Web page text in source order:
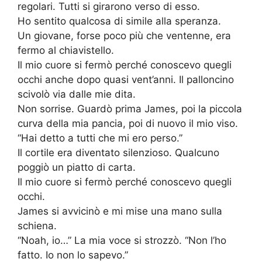
regolari. Tutti si girarono verso di esso.
Ho sentito qualcosa di simile alla speranza.
Un giovane, forse poco più che ventenne, era
fermo al chiavistello.
Il mio cuore si fermò perché conoscevo quegli
occhi anche dopo quasi vent’anni. Il palloncino
scivolò via dalle mie dita.
Non sorrise. Guardò prima James, poi la piccola
curva della mia pancia, poi di nuovo il mio viso.
“Hai detto a tutti che mi ero perso.”
Il cortile era diventato silenzioso. Qualcuno
poggiò un piatto di carta.
Il mio cuore si fermò perché conoscevo quegli
occhi.
James si avvicinò e mi mise una mano sulla
schiena.
“Noah, io…” La mia voce si strozzò. “Non l’ho
fatto. Io non lo sapevo.”